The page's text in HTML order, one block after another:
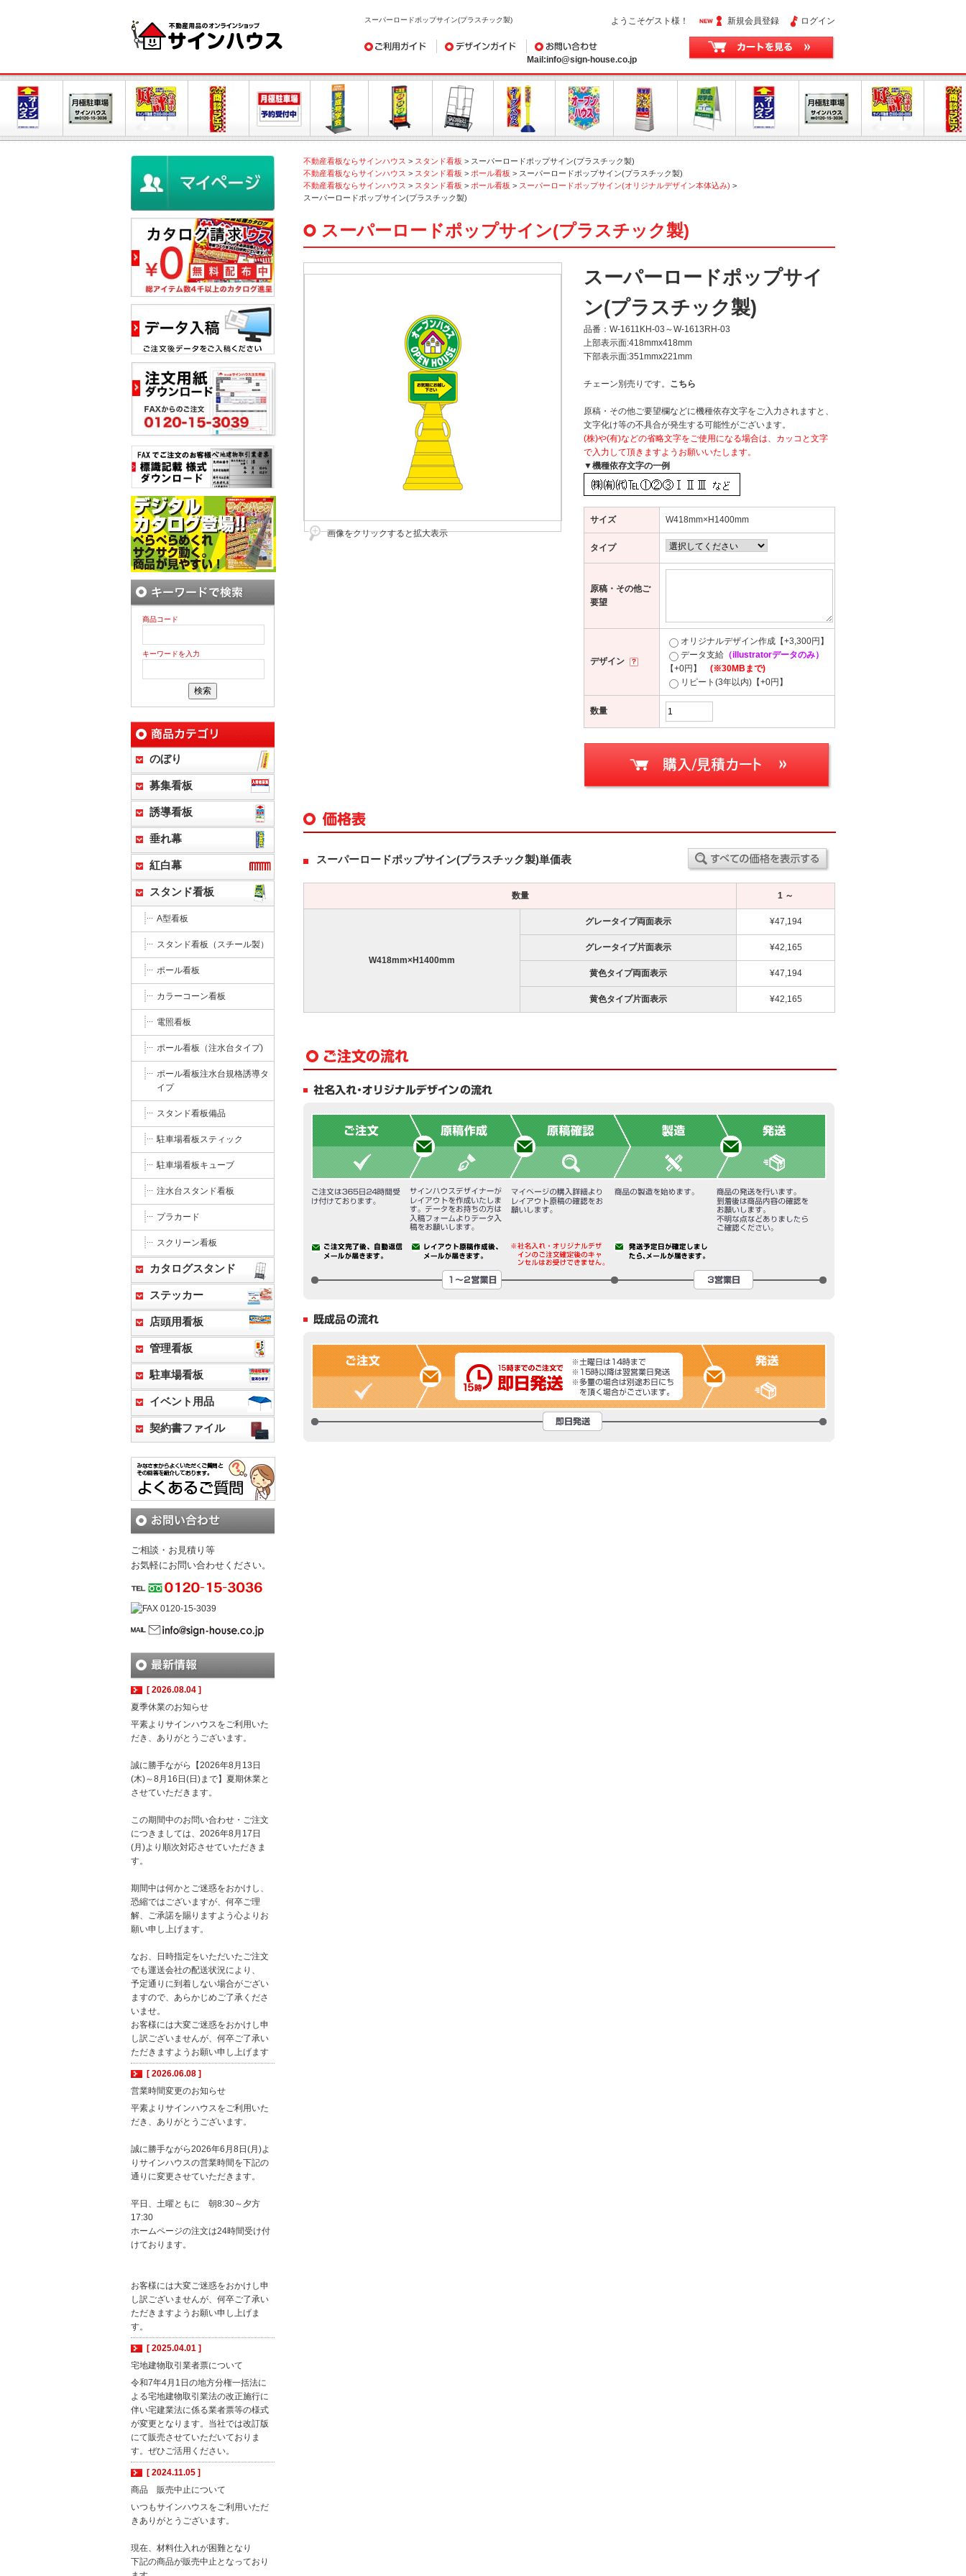
スーパーロードポップサイン(プラスチック製) ようこそゲスト様！ 新規会員登録 ログイン
ご利用ガイド デザインガイド
お問い合わせ
Mail:info@sign-house.co.jp
不動産看板ならサインハウス > スタンド看板 > スーパーロードポップサイン(プラスチック製)
不動産看板ならサインハウス > スタンド看板 > ポール看板 > スーパーロードポップサイン(プラスチック製)
不動産看板ならサインハウス > スタンド看板 > ポール看板 > スーパーロードポップサイン(オリジナルデザイン本体込み) >
スーパーロードポップサイン(プラスチック製)
スーパーロードポップサイン(プラスチック製)
スーパーロードポップサイ
ン(プラスチック製)
品番： W-1611KH-03～W-1613RH-03
上部表示面:418mmx418mm
下部表示面:351mmx221mm
チェーン別売りです。 こちら
原稿・その他ご要望欄などに機種依存文字をご入力されますと、
文字化け等の不具合が発生する可能性がございます。
(株)や(有)などの省略文字をご使用になる場合は、カッコと文字
で入力して頂きますようお願いいたします。
▼機種依存文字の一例
サイズ W418mm×H1400mm
タイプ
原稿・その他ご
要望
デザイン
オリジナルデザイン作成【+3,300円】
データ支給 （illustratorデータのみ）
【+0円】
(※30MBまで)
リピート(3年以内)【+0円】
数量
画像をクリックすると拡大表示
スーパーロードポップサイン(プラスチック製)単価表
数量 1 ～
W418mm×H1400mm
グレータイプ両面表示 ¥47,194
グレータイプ片面表示 ¥42,165
黄色タイプ両面表示 ¥47,194
黄色タイプ片面表示 ¥42,165
商品コード
キーワードを入力
のぼり
募集看板
誘導看板
垂れ幕
紅白幕
スタンド看板
A型看板
スタンド看板（スチール製）
ポール看板
カラーコーン看板
電照看板
ポール看板（注水台タイプ)
ポール看板注水台規格誘導タ
イプ
スタンド看板備品
駐車場看板スティック
駐車場看板キューブ
注水台スタンド看板
プラカード
スクリーン看板
カタログスタンド
ステッカー
店頭用看板
管理看板
駐車場看板
イベント用品
契約書ファイル
ご相談・お見積り等
お気軽にお問い合わせください。
[ 2026.08.04 ]
夏季休業のお知らせ
平素よりサインハウスをご利用いた
だき、ありがとうございます。
誠に勝手ながら【2026年8月13日
(木)～8月16日(日)まで】夏期休業と
させていただきます。
この期間中のお問い合わせ・ご注文
につきましては、2026年8月17日
(月)より順次対応させていただきま
す。
期間中は何かとご迷惑をおかけし、
恐縮ではございますが、何卒ご理
解、ご承諾を賜りますよう心よりお
願い申し上げます。
なお、日時指定をいただいたご注文
でも運送会社の配送状況により、
予定通りに到着しない場合がござい
ますので、あらかじめご了承くださ
いませ。
お客様には大変ご迷惑をおかけし申
し訳ございませんが、何卒ご了承い
ただきますようお願い申し上げます
[ 2026.06.08 ]
営業時間変更のお知らせ
平素よりサインハウスをご利用いた
だき、ありがとうございます。
誠に勝手ながら2026年6月8日(月)よ
りサインハウスの営業時間を下記の
通りに変更させていただきます。
平日、土曜ともに 朝8:30～夕方
17:30
ホームページの注文は24時間受け付
けております。
お客様には大変ご迷惑をおかけし申
し訳ございませんが、何卒ご了承い
ただきますようお願い申し上げま
す。
[ 2025.04.01 ]
宅地建物取引業者票について
令和7年4月1日の地方分権一括法に
よる宅地建物取引業法の改正施行に
伴い宅建業法に係る業者票等の様式
が変更となります。当社では改訂版
にて販売させていただいておりま
す。ぜひご活用ください。
[ 2024.11.05 ]
商品 販売中止について
いつもサインハウスをご利用いただ
きありがとうございます。
現在、材料仕入れが困難となり
下記の商品が販売中止となっており